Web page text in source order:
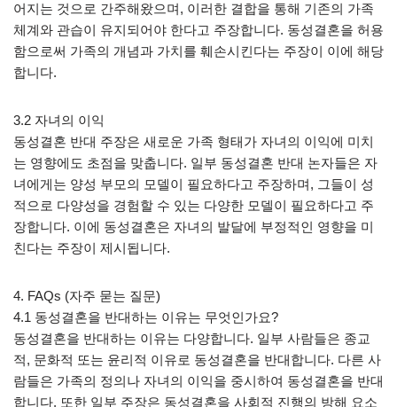
어지는 것으로 간주해왔으며, 이러한 결합을 통해 기존의 가족
체계와 관습이 유지되어야 한다고 주장합니다. 동성결혼을 허용
함으로써 가족의 개념과 가치를 훼손시킨다는 주장이 이에 해당
합니다.
3.2 자녀의 이익
동성결혼 반대 주장은 새로운 가족 형태가 자녀의 이익에 미치
는 영향에도 초점을 맞춥니다. 일부 동성결혼 반대 논자들은 자
녀에게는 양성 부모의 모델이 필요하다고 주장하며, 그들이 성
적으로 다양성을 경험할 수 있는 다양한 모델이 필요하다고 주
장합니다. 이에 동성결혼은 자녀의 발달에 부정적인 영향을 미
친다는 주장이 제시됩니다.
4. FAQs (자주 묻는 질문)
4.1 동성결혼을 반대하는 이유는 무엇인가요?
동성결혼을 반대하는 이유는 다양합니다. 일부 사람들은 종교
적, 문화적 또는 윤리적 이유로 동성결혼을 반대합니다. 다른 사
람들은 가족의 정의나 자녀의 이익을 중시하여 동성결혼을 반대
합니다. 또한 일부 주장은 동성결혼을 사회적 진행의 방해 요소